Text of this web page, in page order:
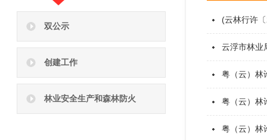
双公示
创建工作
林业安全生产和森林防火
(云林行许
云浮市林业
粤（云）林
粤（云）林
粤（云）林